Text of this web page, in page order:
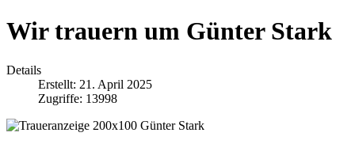
Wir trauern um Günter Stark
Details
Erstellt: 21. April 2025
Zugriffe: 13998